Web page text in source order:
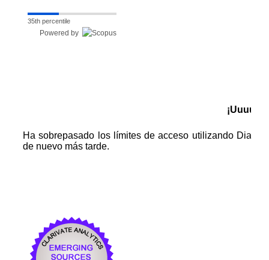
35th percentile
Powered by